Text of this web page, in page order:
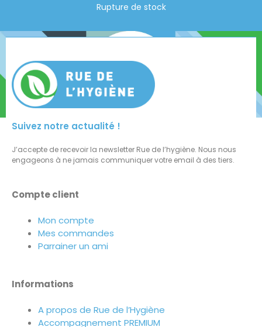
Rupture de stock
Suivez notre actualité !
J’accepte de recevoir la newsletter Rue de l’hygiène. Nous nous
engageons à ne jamais communiquer votre email à des tiers.
Compte client
Mon compte
Mes commandes
Parrainer un ami
Informations
A propos de Rue de l’Hygiène
Accompagnement PREMIUM